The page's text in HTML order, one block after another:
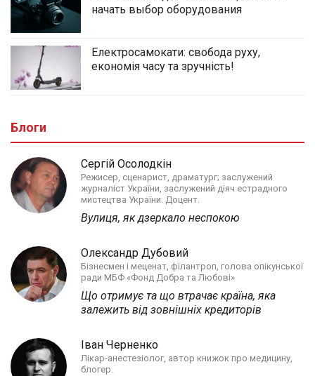
начать выбор оборудования
Електросамокати: свобода руху,
економія часу та зручність!
Блоги
Сергій Осолодкін
Режисер, сценарист, драматург; заслужений
журналіст України, заслужений діяч естрадного
мистецтва України. Доцент.
Вулиця, як дзеркало неспокою
Олександр Дубовий
Бізнесмен і меценат, філантроп, голова опікунської
ради МБФ «Фонд Добра та Любові»
Що отримує та що втрачає країна, яка
залежить від зовнішніх кредиторів
Іван Черненко
Лікар-анестезіолог, автор книжок про медицину,
блогер.